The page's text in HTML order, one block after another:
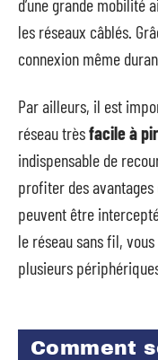
d’une grande mobilité
les réseaux câblés.
connexion même
Par ailleurs, il est
réseau trèsfacile à
indispensable de
profiter des avantages
peuvent être
le réseau sans fil,
plusieurs
Comment